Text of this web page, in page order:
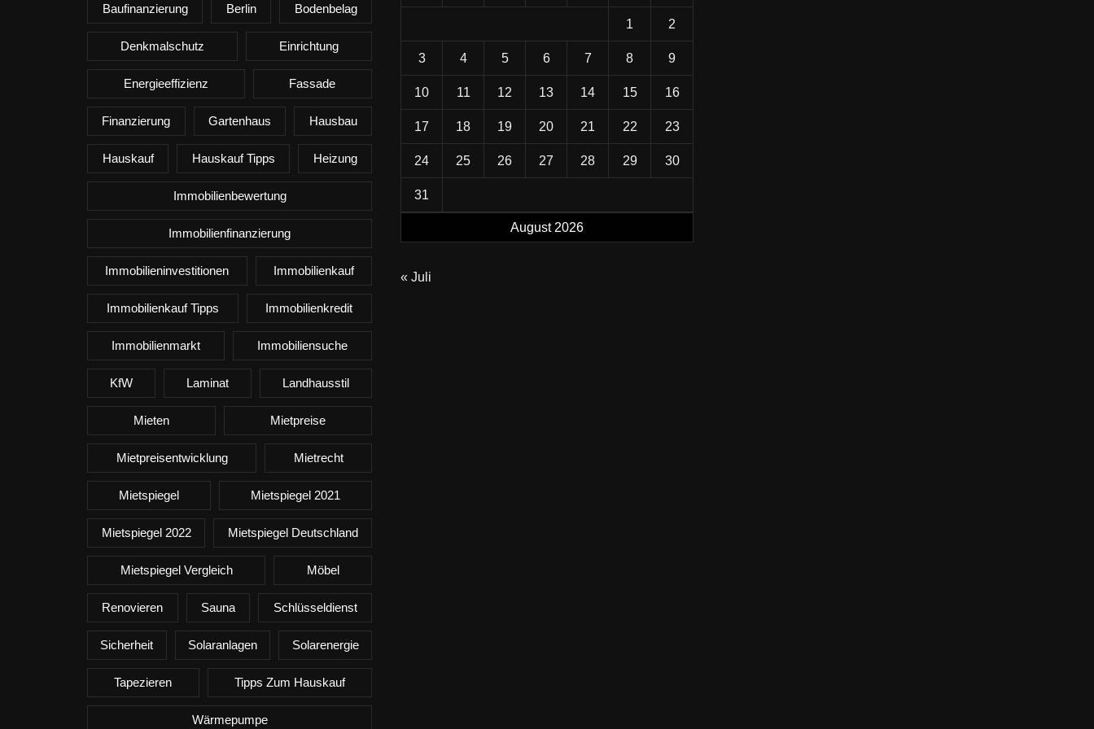
Baufinanzierung Berlin Bodenbelag
Denkmalschutz Einrichtung
Energieeffizienz Fassade
Finanzierung Gartenhaus Hausbau
Hauskauf Hauskauf Tipps Heizung
Immobilienbewertung
Immobilienfinanzierung
Immobilieninvestitionen Immobilienkauf
Immobilienkauf Tipps Immobilienkredit
Immobilienmarkt Immobiliensuche
KfW Laminat Landhausstil
Mieten Mietpreise
Mietpreisentwicklung Mietrecht
Mietspiegel Mietspiegel 2021
Mietspiegel 2022 Mietspiegel Deutschland
Mietspiegel Vergleich Möbel
Renovieren Sauna Schlüsseldienst
Sicherheit Solaranlagen Solarenergie
Tapezieren Tipps Zum Hauskauf
Wärmepumpe
August 2026
1 2
3 4 5 6 7 8 9
10 11 12 13 14 15 16
17 18 19 20 21 22 23
24 25 26 27 28 29 30
31
« Juli